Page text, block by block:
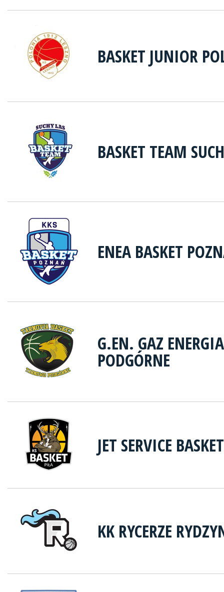
BASKET JUNIOR
BASKET TEAM
ENEA BASKET
G.EN. GAZ
PODGÓRNE
JET SERVICE
KK RYCERZE